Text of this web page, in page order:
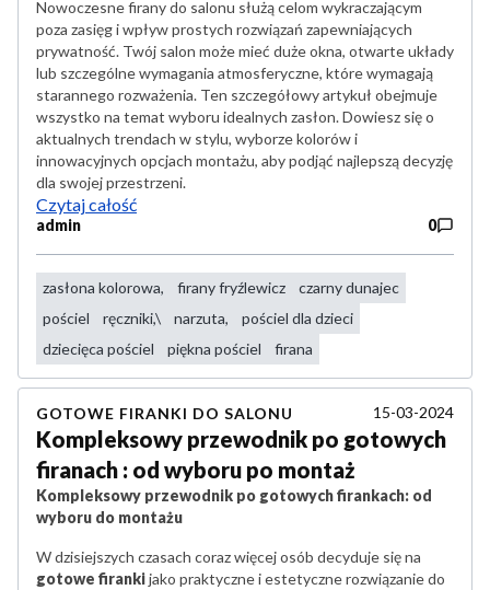
Nowoczesne firany do salonu służą celom wykraczającym
poza zasięg i wpływ prostych rozwiązań zapewniających
prywatność. Twój salon może mieć duże okna, otwarte układy
lub szczególne wymagania atmosferyczne, które wymagają
starannego rozważenia. Ten szczegółowy artykuł obejmuje
wszystko na temat wyboru idealnych zasłon. Dowiesz się o
aktualnych trendach w stylu, wyborze kolorów i
innowacyjnych opcjach montażu, aby podjąć najlepszą decyzję
dla swojej przestrzeni.
Czytaj całość
admin 0
zasłona kolorowa, firany fryźlewicz
czarny dunajec
pościel
ręczniki,\ narzuta,
pościel dla dzieci
dziecięca pościel
piękna pościel firana
GOTOWE FIRANKI DO SALONU 15-03-2024
Kompleksowy przewodnik po gotowych
firanach : od wyboru po montaż
Kompleksowy przewodnik po gotowych firankach: od
wyboru do montażu
W dzisiejszych czasach coraz więcej osób decyduje się na
gotowe firankijako praktyczne i estetyczne rozwiązanie do